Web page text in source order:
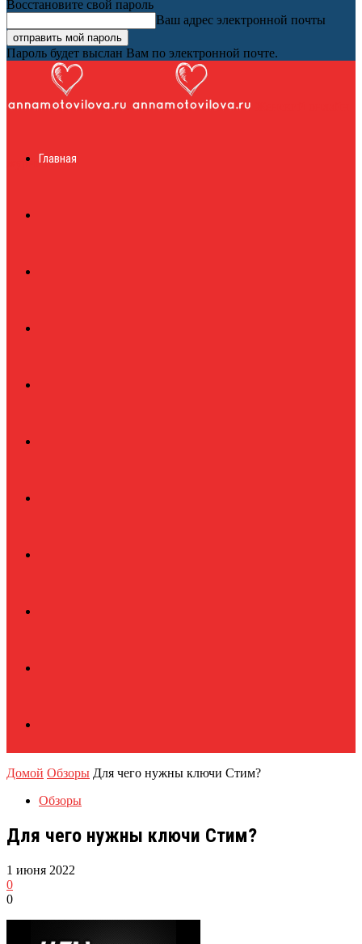
Восстановите свой пароль
Ваш адрес электронной почты
Пароль будет выслан Вам по электронной почте.
журналГлавная
Домой Обзоры Для чего нужны ключи Стим?
Обзоры
Для чего нужны ключи Стим?
1 июня 2022
0
0